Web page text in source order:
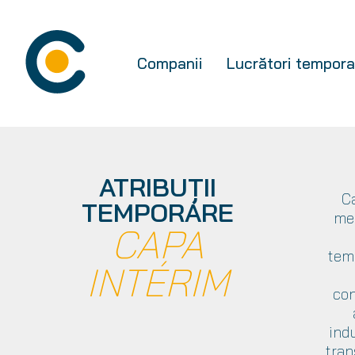
Companii Lucrători
ATRIBUȚII
TEMPORARE
CAPA
INTÉRIM